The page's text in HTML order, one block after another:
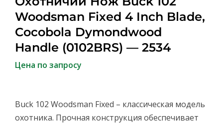
Woodsman Fixed 4 Inch Blade,
Cocobola Dymondwood
Handle (0102BRS) — 2534
Цена по запросу
Buck 102 Woodsman Fixed – классическая модель
охотника. Прочная конструкция обеспечивает